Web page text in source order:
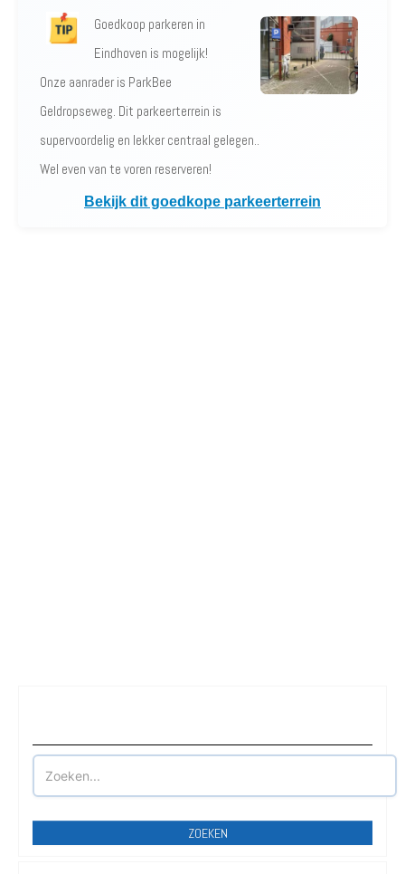
Goedkoop parkeren in
Eindhoven is mogelijk!
Onze aanrader is ParkBee
Geldropseweg. Dit parkeerterrein is
supervoordelig en lekker centraal gelegen..
Wel even van te voren reserveren!
Bekijk dit goedkope parkeerterrein
ZOEKEN